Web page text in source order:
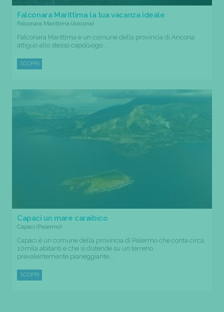
Falconara Marittima la tua vacanza ideale
Falconara Marittima (Ancona)
Falconara Marittima è un comune della provincia di Ancona
attiguo allo stesso capoluogo....
SCOPRI
Capaci un mare caraibico
Capaci (Palermo)
Capaci è un comune della provincia di Palermo che conta circa
10mila abitanti e che si distende su un terreno
prevalentemente pianeggiante....
SCOPRI